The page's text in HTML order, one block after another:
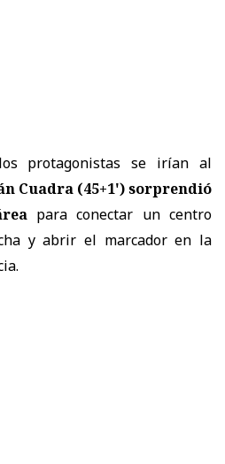
protagonistas se irían al
Cuadra (45+1') sorprendió
para conectar un centro
y abrir el marcador en la